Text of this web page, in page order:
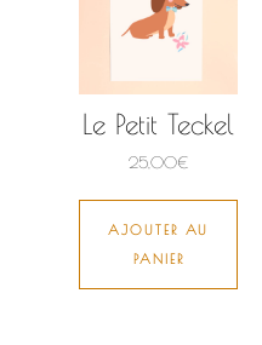
Le Petit Teckel
25,00€
AJOUTER AU
PANIER